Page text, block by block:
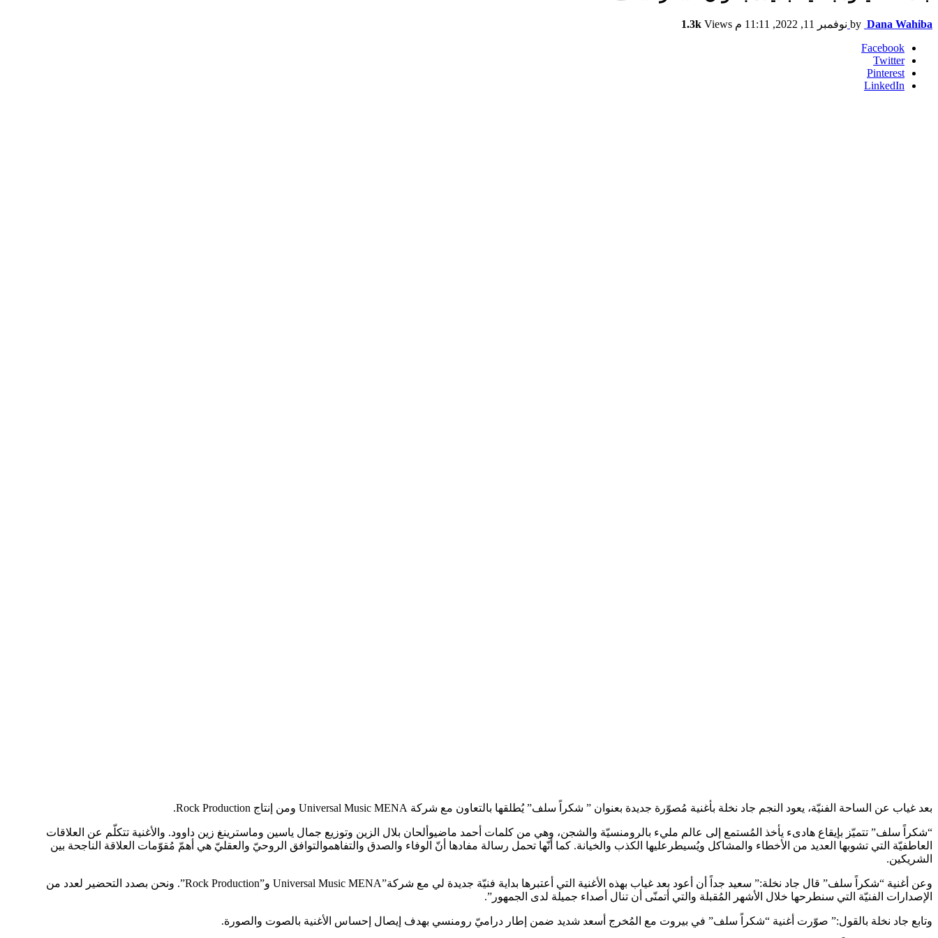
by Dana Wahiba نوفمبر 11, 2022, 11:11 م 1.3k Views
Facebook
Twitter
Pinterest
LinkedIn
بعد غياب عن الساحة الفنيّة، يعود النجم جاد نخلة بأغنية مُصوّرة جديدة بعنوان ” شكراً سلف” يُطلقها بالتعاون مع شركة Universal Music MENA ومن إنتاج Rock Production.
“شكراً سلف” تتميّز بإيقاع هادىء يأخذ المُستمع إلى عالم مليء بالرومنسيّة والشجن، وهي من كلمات أحمد ماضيوألحان بلال الزين وتوزيع جمال ياسين وماسترينغ زين داوود. والأغنية تتكلّم عن العلاقات
العاطفيّة التي تشوبها العديد من الأخطاء والمشاكل ويُسيطرعليها الكذب والخيانة. كما أنّها تحمل رسالة مفادها أنّ الوفاء والصدق والتفاهموالتوافق الروحيّ والعقليّ هي أهمّ مُقوّمات العلاقة الناجحة بين
الشريكين.
وعن أغنية “شكراً سلف” قال جاد نخلة:” سعيد جداً أن أعود بعد غياب بهذه الأغنية التي أعتبرها بداية فنيّة جديدة لي مع شركة”Universal Music MENA و”Rock Production”. ونحن بصدد التحضير لعدد من
الإصدارات الفنيّة التي سنطرحها خلال الأشهر المُقبلة والتي أتمنّى أن تنال أصداء جميلة لدى الجمهور”.
وتابع جاد نخلة بالقول:” صوّرت أغنية “شكراً سلف” في بيروت مع المُخرج أسعد شديد ضمن إطار دراميّ رومنسي بهدف إيصال إحساس الأغنية بالصوت والصورة.